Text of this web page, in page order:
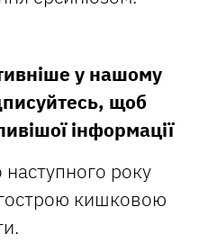
у нашому
щоб
інформації
року
кишковою